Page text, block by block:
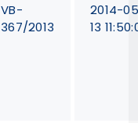
VB-
367/2013
2014-
13